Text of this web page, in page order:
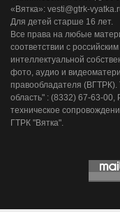
«Вятка»: vesti@gtrk-
Для детей старше 16 лет.
Все права на любые
соответствии с
интеллектуальной
фото, аудио и
правообладателя
область" : (8332) 67-63-00,
техническое
ГТРК "Вятка".